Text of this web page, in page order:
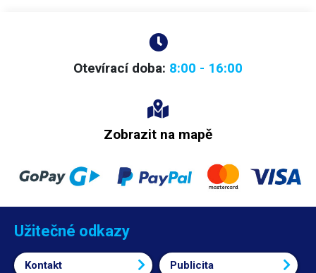
Otevírací doba: 8:00 - 16:00
Zobrazit na mapě
Užitečné odkazy
Kontakt Publicita